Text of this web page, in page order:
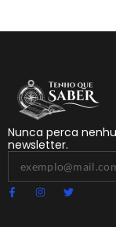
Nunca perca
newsletter.